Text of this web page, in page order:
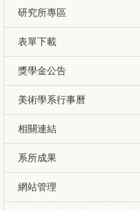
研究所專區
表單下載
獎學金公告
美術學系行事曆
相關連結
系所成果
網站管理